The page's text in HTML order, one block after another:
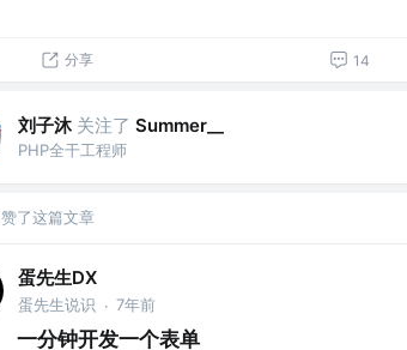
分享 14
刘子沐 关注了 Summer__
PHP全干工程师
赞了这篇文章
蛋先生DX
蛋先生说识 · 7年前
一分钟开发一个表单